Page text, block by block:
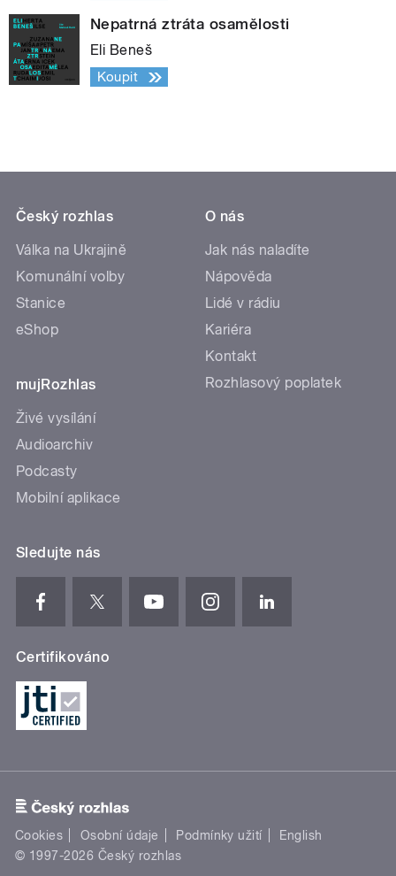
Nepatrná ztráta osamělosti
Eli Beneš
Koupit
Český rozhlas
Válka na Ukrajině
Komunální volby
Stanice
eShop
mujRozhlas
Živé vysílání
Audioarchiv
Podcasty
Mobilní aplikace
O nás
Jak nás naladíte
Nápověda
Lidé v rádiu
Kariéra
Kontakt
Rozhlasový poplatek
Sledujte nás
Certifikováno
Cookies Osobní údaje Podmínky užití
English
© 1997-2026 Český rozhlas